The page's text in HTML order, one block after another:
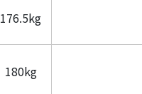
176.5kg
180kg